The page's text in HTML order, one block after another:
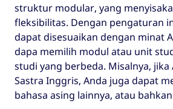
MA (Master of Arts) dalam
program seni atau
MSc (Master of Science).
Berbagai kualifikasi mata
tertentu termasuk MEng
Teknik), MFA (Magister Seni
Anda sebagai pengacara.
struktur modular, yang
fleksibilitas. Dengan pengaturan
dapat disesuaikan dengan minat
dapa memilih modul atau unit
studi yang berbeda. Misalnya,
Sastra Inggris, Anda juga dapat
bahasa asing lainnya, atau